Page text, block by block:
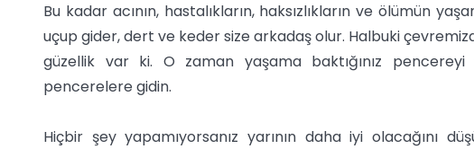
Bu kadar acının, hastalıkların, haksızlıkların ve ölümün
uçup gider, dert ve keder size arkadaş olur. Halbuki
güzellik var ki. O zaman yaşama baktığınız
pencerelere gidin.
Hiçbir şey yapamıyorsanız yarının daha iyi olacağını